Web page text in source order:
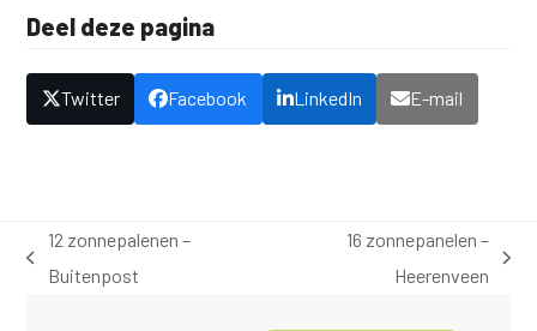
Deel deze pagina
Twitter Facebook LinkedIn E-mail
previous
12 zonnepalenen –
Buitenpost
16 zonnepanelen –
Heerenveen